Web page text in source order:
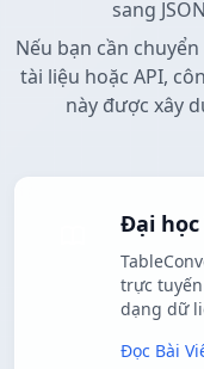
sang
Nếu bạn cần chuyển
tài liệu hoặc API,
này được xây
Đại học
trực
dạng dữ
Đọc Bài